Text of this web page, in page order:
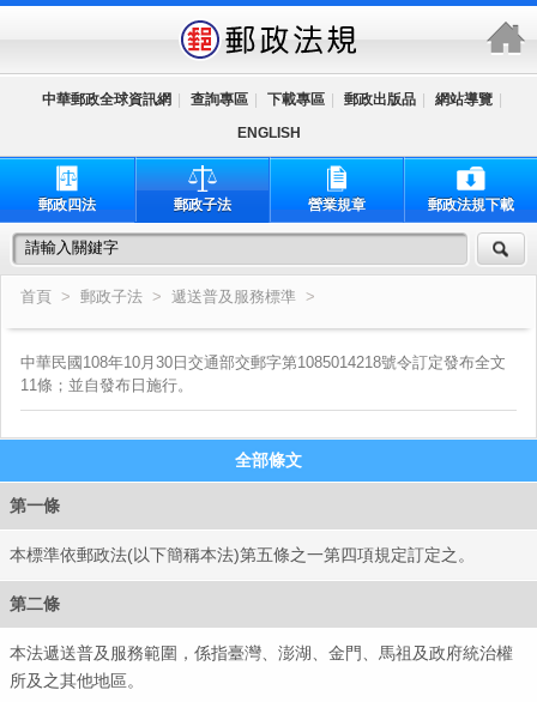
中華郵政全球資訊網 查詢專區 下載專區 郵政出版品 網站導覽
ENGLISH
郵政四法 郵政子法 營業規章 郵政法規下載
首頁 > 郵政子法 > 遞送普及服務標準 >
中華民國108年10月30日交通部交郵字第1085014218號令訂定發布全文
11條；並自發布日施行。
全部條文
第一條
本標準依郵政法(以下簡稱本法)第五條之一第四項規定訂定之。
第二條
本法遞送普及服務範圍，係指臺灣、澎湖、金門、馬祖及政府統治權
所及之其他地區。